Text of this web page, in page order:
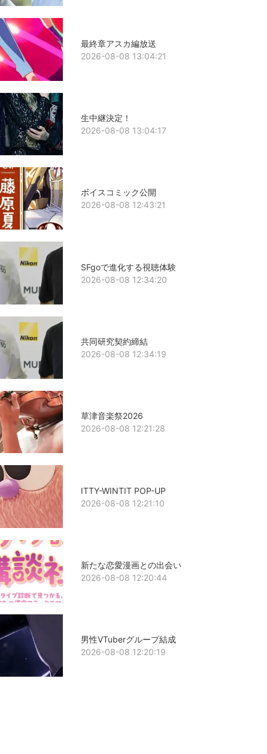
最終章アスカ編放送
2026-08-08 13:04:21
生中継決定！
2026-08-08 13:04:17
ボイスコミック公開
2026-08-08 12:43:21
SFgoで進化する視聴体験
2026-08-08 12:34:20
共同研究契約締結
2026-08-08 12:34:19
草津音楽祭2026
2026-08-08 12:21:28
ITTY-WINTIT POP-UP
2026-08-08 12:21:10
新たな恋愛漫画との出会い
2026-08-08 12:20:44
男性VTuberグループ結成
2026-08-08 12:20:19